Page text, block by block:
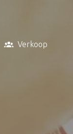
Verkoop